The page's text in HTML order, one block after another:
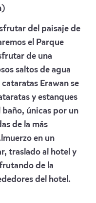
del paisaje de
el Parque
de una
saltos de agua
Erawan se
y estanques
baño, únicas por un
de la más
en un
traslado al hotel y
de la
del hotel.